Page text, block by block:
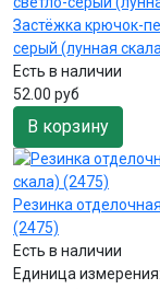
Застёжка крючок-
серый (лунная
Есть в наличии
52.00 руб
В корзину
Резинка
(2475)
Есть в наличии
Единица измерения: